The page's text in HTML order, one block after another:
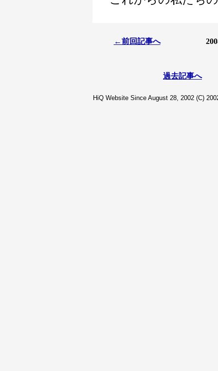
←前回記事へ
過去記事へ
HiQ Website Since August 28, 2002 (C)